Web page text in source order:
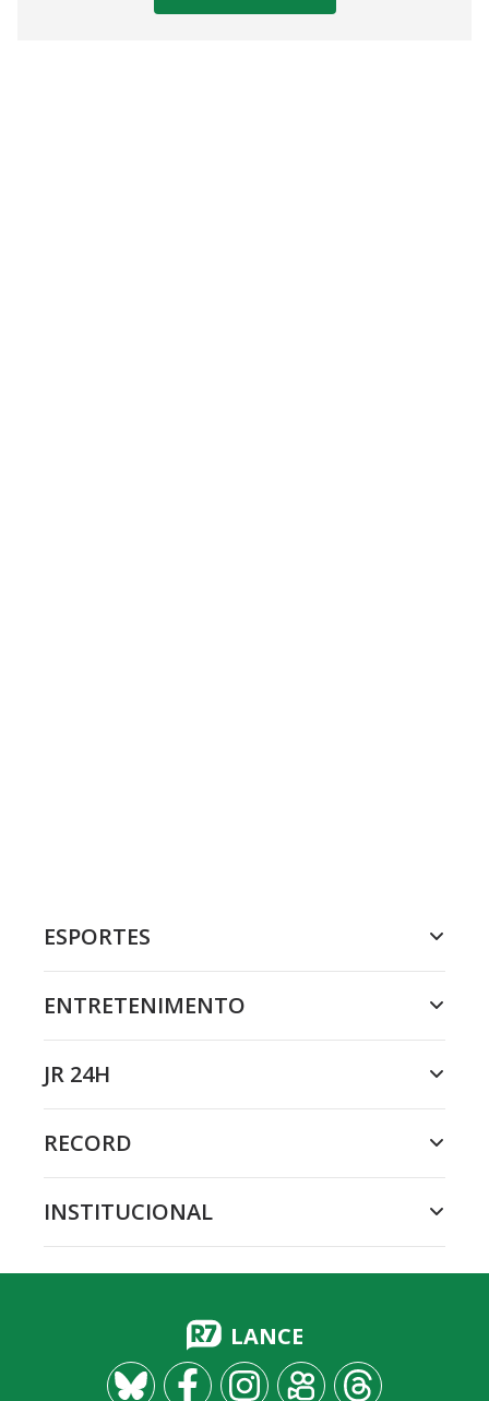
ESPORTES
ENTRETENIMENTO
JR 24H
RECORD
INSTITUCIONAL
LANCE